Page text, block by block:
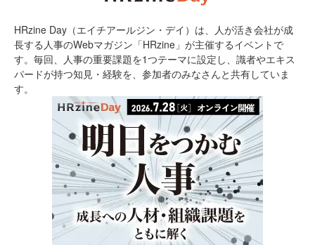
HRzine Day（エイチアールジン・デイ）は、人が活き会社が成
長する人事のWebマガジン「HRzine」が主催するイベントで
す。毎回、人事の重要課題を1つテーマに設定し、識者やエキス
パードが持つ知見・経験を、参加者のみなさんと共有していま
す。